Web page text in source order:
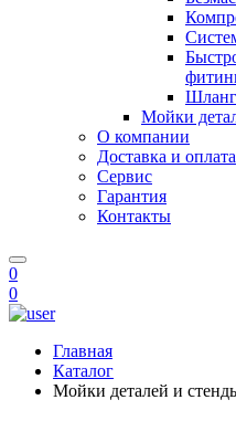
Мойки
О компании
Доставка и оплата
Сервис
Гарантия
Контакты
0
0
Главная
Каталог
Мойки деталей и